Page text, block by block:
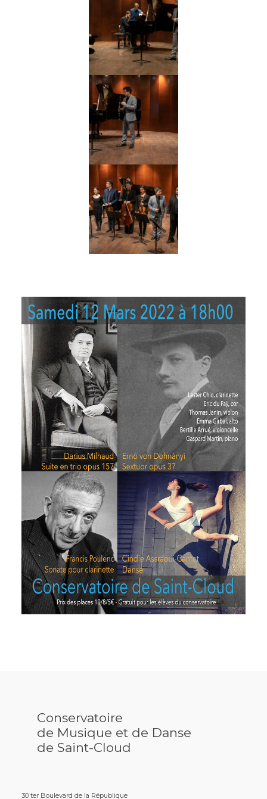
Conservatoire
de Musique et de Danse
de Saint-Cloud
30 ter Boulevard de la République